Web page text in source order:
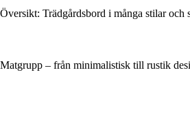
Översikt: Trädgårdsbord i många stilar och
Matgrupp – från minimalistisk till rustik